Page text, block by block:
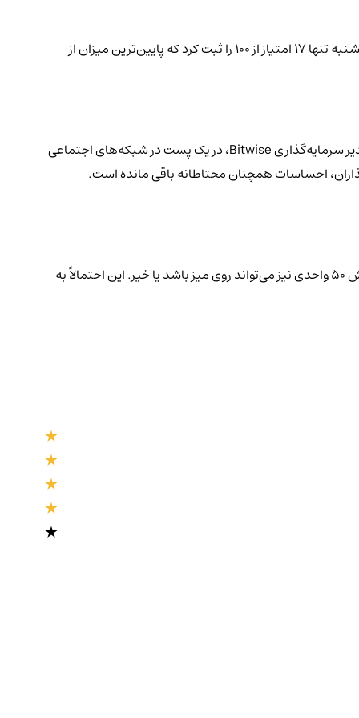
پس از کاهش شدید قیمت خود اکنون دوباره وارد منطقه ترس شدید شده است. این شاخص در روز دوشنبه تنها ۱۷ امتیاز از ۱۰۰ را ثبت کرد که پایین‌ترین میزان از
در حال خرید در افت قیمت هستند"، مت هوگان، مدیر سرمایه‌گذاری Bitwise، در یک پست در شبکه‌های اجتماعی
در حالی که اکنون تقریباً قطعیت دارد که در سپتامبر کاهش نرخ بهره ۲۵ واحدی صورت گیرد، ناظران فدرال رزرو در حال بحث هستند که آیا کاهش ۵۰ واحدی نیز می‌تواند روی میز باشد یا خیر. این احتمالاً به